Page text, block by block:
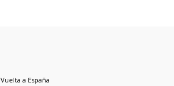
Vuelta a España